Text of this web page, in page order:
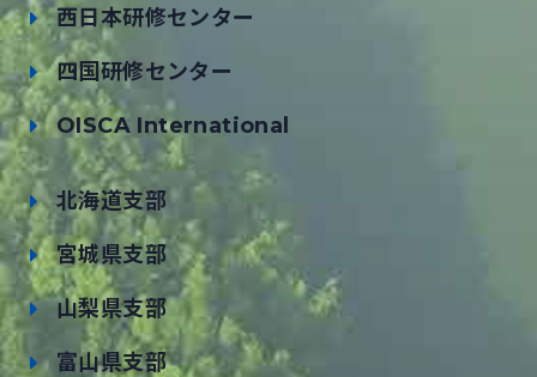
西日本研修センター
四国研修センター
OISCA International
北海道支部
宮城県支部
山梨県支部
富山県支部